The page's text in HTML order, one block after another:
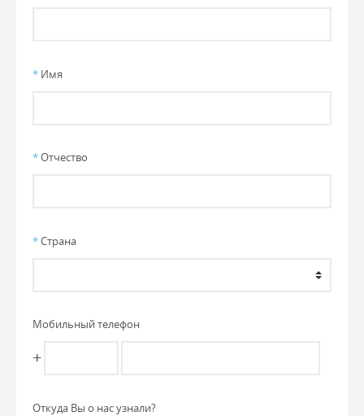
* Имя
*Отчество
*Страна
Мобильный телефон
+
Откуда Вы о нас узнали?